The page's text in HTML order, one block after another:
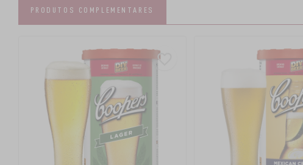
PRODUTOS COMPLEMENTARES